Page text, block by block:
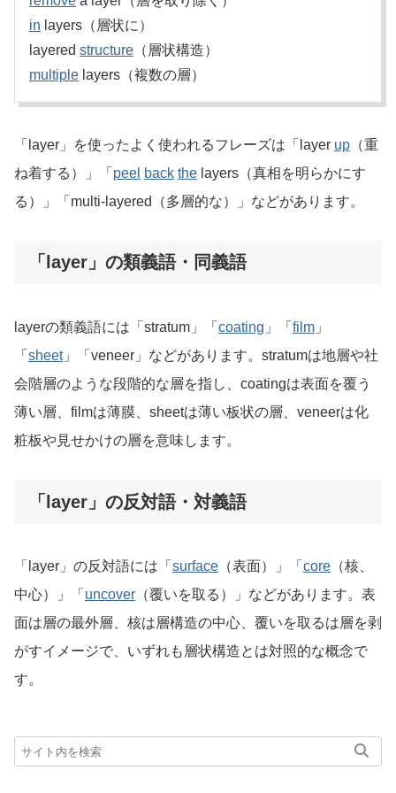
in layers（層状に）
layered structure （層状構造）
multiple layers（複数の層）
「layer」を使ったよく使われるフレーズは「layer up （重
ね着する）」「 peel back the layers（真相を明らかにす
る）」「multi-layered（多層的な）」などがあります。
「layer」の類義語・同義語
layerの類義語には「stratum」「 coating 」「 film 」
「 sheet」「veneer」などがあります。stratumは地層や社
会階層のような段階的な層を指し、coatingは表面を覆う
薄い層、filmは薄膜、sheetは薄い板状の層、veneerは化
粧板や見せかけの層を意味します。
「layer」の反対語・対義語
「layer」の反対語には「 surface （表面）」「 core （核、
中心）」「 uncover （覆いを取る）」などがあります。表
面は層の最外層、核は層構造の中心、覆いを取るは層を剥
がすイメージで、いずれも層状構造とは対照的な概念で
す。